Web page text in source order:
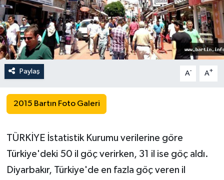
Paylaş A- A+
2015 Bartın Foto Galeri
TÜRKİYE İstatistik Kurumu verilerine göre
Türkiye'deki 50 il göç verirken, 31 il ise göç aldı.
Diyarbakır, Türkiye'de en fazla göç veren il
Tarım
Turizm
Yaşam
Yerel Yönetimler